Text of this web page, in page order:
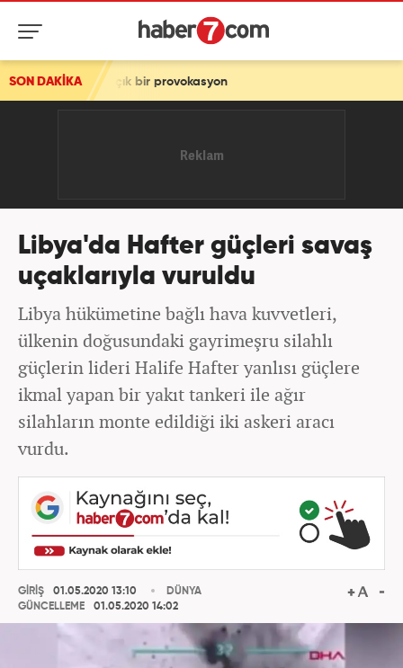
SON DAKİKA
Açık bir provokasyon
Libya'da Hafter güçleri savaş
uçaklarıyla vuruldu
Libya hükümetine bağlı hava kuvvetleri,
ülkenin doğusundaki gayrimeşru silahlı
güçlerin lideri Halife Hafter yanlısı güçlere
ikmal yapan bir yakıt tankeri ile ağır
silahların monte edildiği iki askeri aracı
vurdu.
GİRİŞ
01.05.2020 13:10
GÜNCELLEME
01.05.2020 14:02
DÜNYA